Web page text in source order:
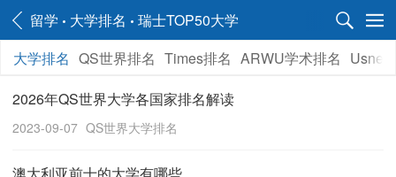
留学 大学排名
瑞士TOP50大学
大学排名 QS世界排名 Times排名 ARWU学术排名
2026年QS世界大学各国家排名解读
2023-09-07 QS世界大学排名